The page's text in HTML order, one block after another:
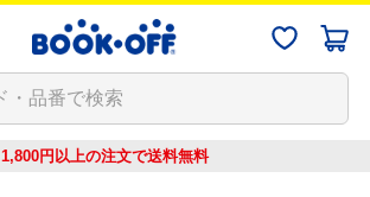
1,800円以上の注文で送料無料